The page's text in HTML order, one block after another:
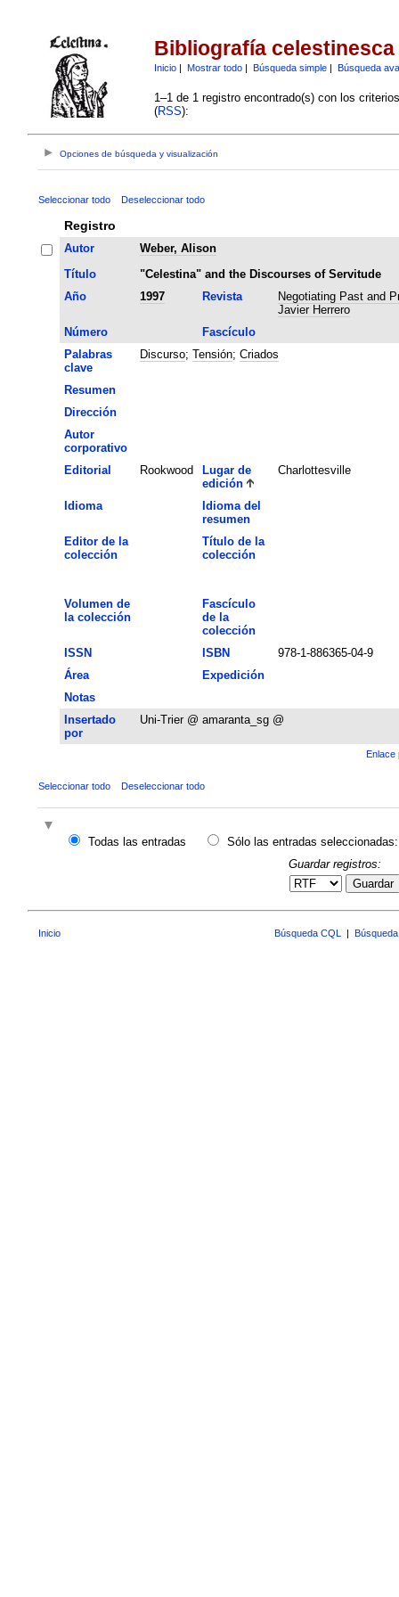
Bibliografía celestinesca
Inicio| Mostrar todo| Búsqueda simple| Búsqueda
1–1 de 1 registro encontrado(s) con los
(RSS):
Opciones de búsqueda y visualización
Seleccionar todo Deseleccionar todo
Registro
Autor
Weber, Alison
Título
"Celestina" and the Discourses of Servitude
Año
1997 Revista
Negotiating Past and
Javier Herrero
Número
Fascículo
Palabras
clave
Discurso; Tensión; Criados
Resumen
Dirección
Autor
corporativo
Editorial
Rookwood
Lugar de
edición
Charlottesville
Idioma
Idioma del
resumen
Editor de la
colección
Título de la
colección
Volumen de
la colección
Fascículo
de la
colección
ISSN
ISBN
978-1-886365-04-9
Área
Expedición
Notas
Insertado
por
Uni-Trier @ amaranta_sg @
Enlace
Seleccionar todo Deseleccionar todo
Todas las entradas
Sólo las entradas seleccionadas:
Guardar registros:
Guardar
Inicio Búsqueda CQL